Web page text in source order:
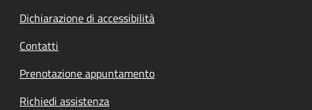
Dichiarazione di accessibilità
Contatti
Prenotazione appuntamento
Richiedi assistenza